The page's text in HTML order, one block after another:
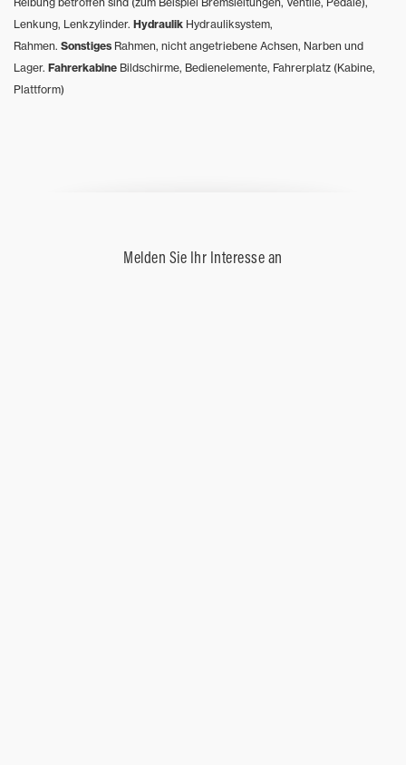
Lenkung, Lenkzylinder. Hydraulik Hydrauliksystem,
Rahmen. Sonstiges Rahmen, nicht angetriebene Achsen, Narben und
Lager. Fahrerkabine Bildschirme, Bedienelemente, Fahrerplatz (Kabine,
Plattform)
Melden Sie Ihr Interesse an